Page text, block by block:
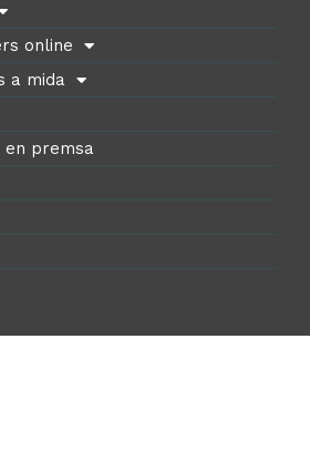
online
a mida
premsa